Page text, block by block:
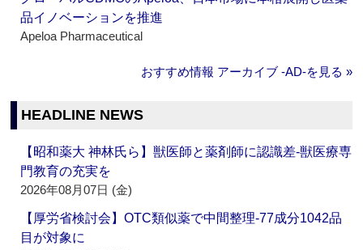
品イノベーションを推進
Apeloa Pharmaceutical
おすすめ情報 アーカイブ ‐AD‐を見る »
HEADLINE NEWS
【昭和薬大 神林氏ら】獣医師と薬剤師に認識差‐獣医療専
門教育の充実を
2026年08月07日 (金)
【厚労省検討会】OTC類似薬で中間整理‐77成分1042品
目が対象に